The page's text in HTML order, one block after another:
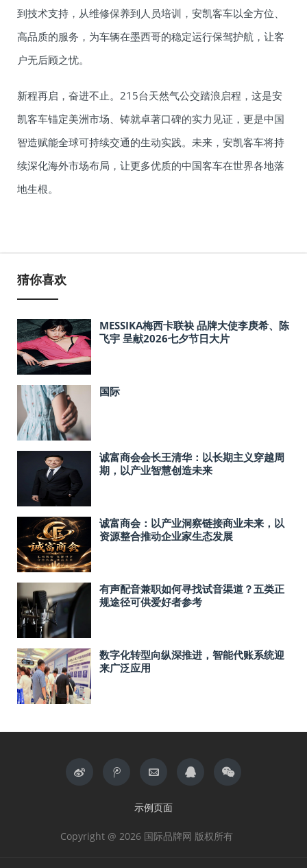
到技术支持，从维修保养到人员培训，安凯客车以全方位、
高品质的服务，为车辆在墨西哥的稳定运行保驾护航，让客
户无后顾之忧。
新程再启，奋进不止。215台天然气公交踏浪启程，这是安
凯客车锚定美洲市场、铸就卓著口碑的实力见证，更是中国
智造赋能全球可持续交通的生动实践。未来，安凯客车将持
续深化海外市场布局，让更多优质的中国客车在世界各地落
地生根。
猜你喜欢
MESSIKA梅西卡联袂 品牌大使李庚希、陈
飞宇 呈献2026七夕节日大片
国际
诚富商会会长王清华：以长期主义穿越周
期，以产业智慧创造未来
诚富商会：以产业洞察链接商业未来，以
资源整合推动企业家生态发展
有声配音兼职如何寻找试音渠道？五类正
规途径可供爱好者参考
数字化转型向纵深推进，智能代账系统迎
来广泛应用
示例页面
Copyright @ 2026 国际品牌网 版权所有